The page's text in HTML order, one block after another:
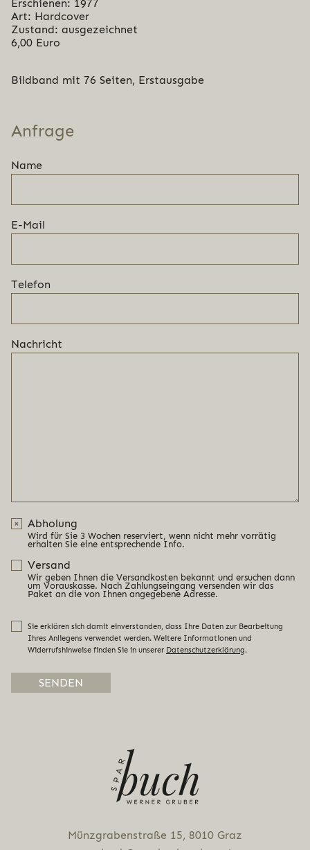
Erschienen: 1977
Art: Hardcover
Zustand: ausgezeichnet
6,00 Euro
Bildband mit 76 Seiten, Erstausgabe
Anfrage
Name
E-Mail
Telefon
Nachricht
Abholung
Wird für Sie 3 Wochen reserviert, wenn nicht mehr vorrätig
erhalten Sie eine entsprechende Info.
Versand
Wir geben Ihnen die Versandkosten bekannt und ersuchen dann
um Vorauskasse. Nach Zahlungseingang versenden wir das
Paket an die von Ihnen angegebene Adresse.
Sie erklären sich damit einverstanden, dass Ihre Daten zur Bearbeitung
Ihres Anliegens verwendet werden. Weitere Informationen und
Widerrufshinweise finden Sie in unserer Datenschutzerklärung.
Münz­gra­ben­stra­ße 15, 8010 Graz